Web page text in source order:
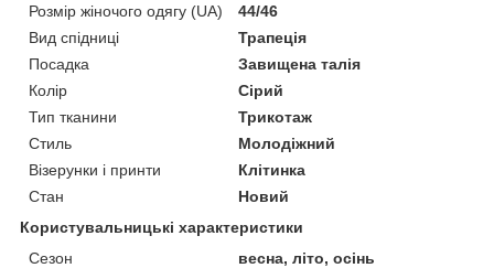
Розмір жіночого одягу (UA)
44/46
Вид спідниці
Трапеція
Посадка
Завищена талія
Колір
Сірий
Тип тканини
Трикотаж
Стиль
Молодіжний
Візерунки і принти
Клітинка
Стан
Новий
Користувальницькі характеристики
Сезон
весна, літо, осінь